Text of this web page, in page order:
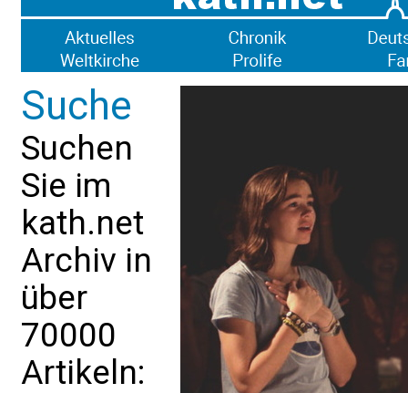
Suche
Suchen
Sie im
kath.net
Archiv in
über
70000
Artikeln: